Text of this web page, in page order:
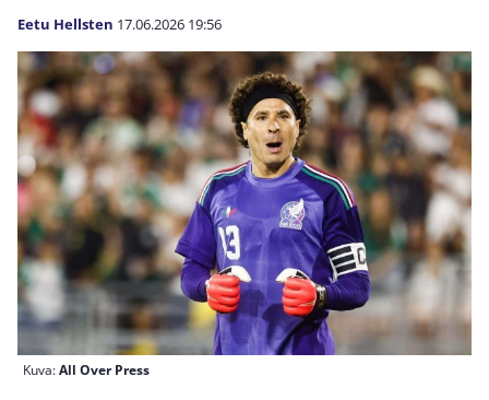
Eetu Hellsten 17.06.2026 19:56
Kuva:All Over Press